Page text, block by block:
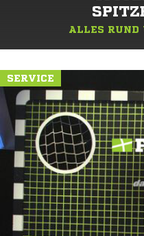
ALLES RUND
SERVICE